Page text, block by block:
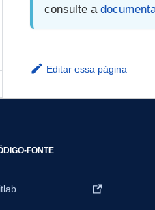
consulte a
Editar essa página
FONTE